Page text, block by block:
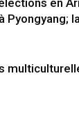
Pyongyang;